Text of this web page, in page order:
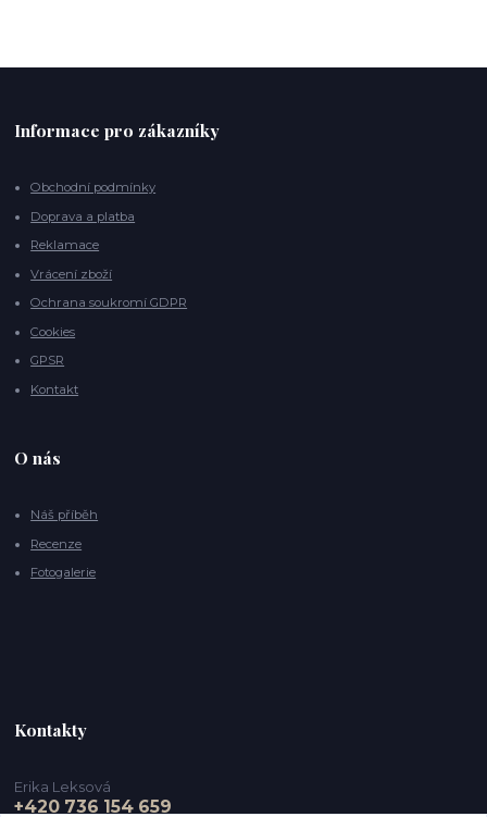
Informace pro zákazníky
Obchodní podmínky
Doprava a platba
Reklamace
Vrácení zboží
Ochrana soukromí GDPR
Cookies
GPSR
Kontakt
O nás
Náš příběh
Recenze
Fotogalerie
Kontakty
Erika Leksová
+420 736 154 659